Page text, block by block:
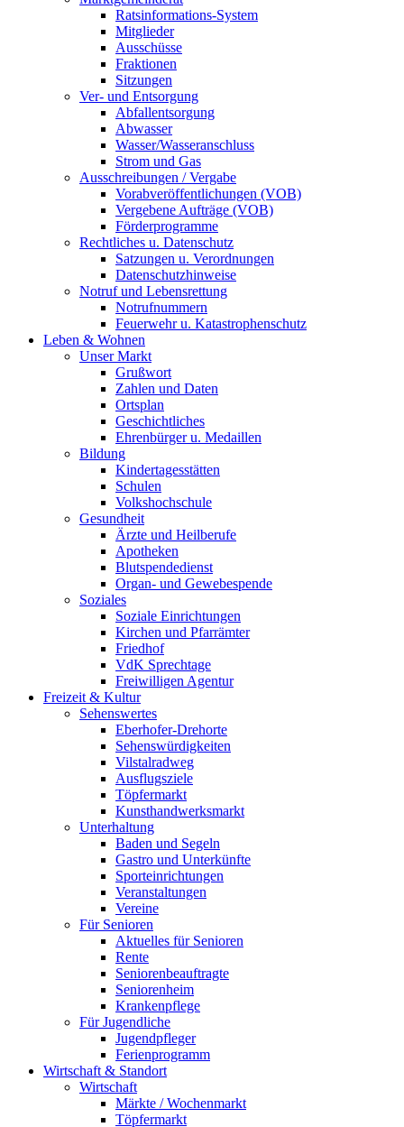
Ratsinformations-System
Mitglieder
Ausschüsse
Fraktionen
Sitzungen
Ver- und Entsorgung
Abfallentsorgung
Abwasser
Wasser/Wasseranschluss
Strom und Gas
Ausschreibungen / Vergabe
Vorabveröffentlichungen (VOB)
Vergebene Aufträge (VOB)
Förderprogramme
Rechtliches u. Datenschutz
Satzungen u. Verordnungen
Datenschutzhinweise
Notruf und Lebensrettung
Notrufnummern
Feuerwehr u. Katastrophenschutz
Leben & Wohnen
Unser Markt
Grußwort
Zahlen und Daten
Ortsplan
Geschichtliches
Ehrenbürger u. Medaillen
Bildung
Kindertagesstätten
Schulen
Volkshochschule
Gesundheit
Ärzte und Heilberufe
Apotheken
Blutspendedienst
Organ- und Gewebespende
Soziales
Soziale Einrichtungen
Kirchen und Pfarrämter
Friedhof
VdK Sprechtage
Freiwilligen Agentur
Freizeit & Kultur
Sehenswertes
Eberhofer-Drehorte
Sehenswürdigkeiten
Vilstalradweg
Ausflugsziele
Töpfermarkt
Kunsthandwerksmarkt
Unterhaltung
Baden und Segeln
Gastro und Unterkünfte
Sporteinrichtungen
Veranstaltungen
Vereine
Für Senioren
Aktuelles für Senioren
Rente
Seniorenbeauftragte
Seniorenheim
Krankenpflege
Für Jugendliche
Jugendpfleger
Ferienprogramm
Wirtschaft & Standort
Wirtschaft
Märkte / Wochenmarkt
Töpfermarkt